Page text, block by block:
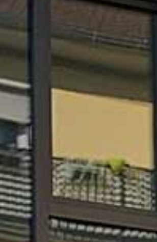
ein historischer